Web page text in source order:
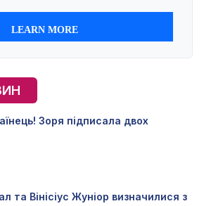
Зоря підписала двох
та Вінісіус Жуніор визначилися з